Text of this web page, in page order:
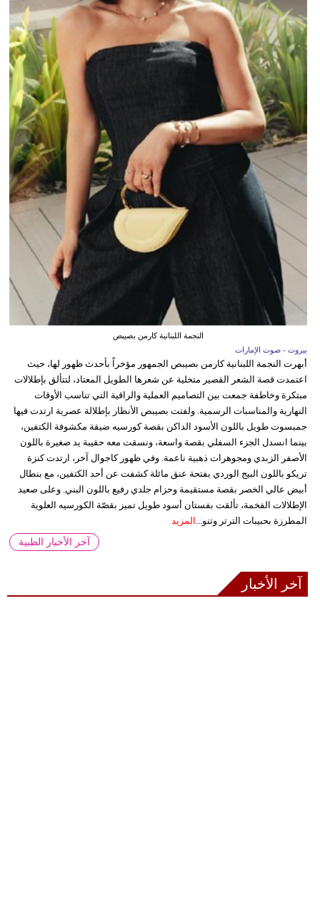
النجمة اللبنانية كارمن بصيبص
بيروت - صوت الإمارات
أبهرت النجمة اللبنانية كارمن بصيبص الجمهور مؤخراً بأحدث ظهور لها، حيث
اعتمدت قصة الشعر القصير متخلية عن شعرها الطويل المعتاد، لتتألق بإطلالات
مبتكرة وخاطفة جمعت بين التصاميم العملية والراقية التي تناسب الأوقات
النهارية والمناسبات الرسمية. ولفتت بصيبص الأنظار بإطلالة عصرية ارتدت فيها
جمبسوت طويل باللون الأسود الداكن بقصة كورسيه ضيقة مكشوفة الكتفين،
بينما انسدل الجزء السفلي بقصة واسعة، ونسقت معه حقيبة يد صغيرة باللون
الأصفر الزبدي ومجوهرات ذهبية ناعمة. وفي ظهور كاجوال آخر، ارتدت كنزة
تريكو باللون البيج الوردي بفتحة عنق مائلة كشفت عن أحد الكتفين، مع بنطال
أبيض عالي الخصر بقصة مستقيمة وحزام جلدي رفيع باللون البني. وعلى صعيد
الإطلالات الفخمة، تألقت بفستان أسود طويل تميز بقصّة الكورسيه العلوية
المطرزة بحبيبات الترتر وتنو... المزيد
آخر الأخبار الطبية
آخر الأخبار